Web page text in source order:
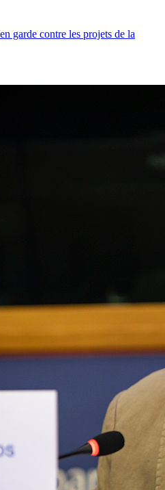
garde contre les projets de la